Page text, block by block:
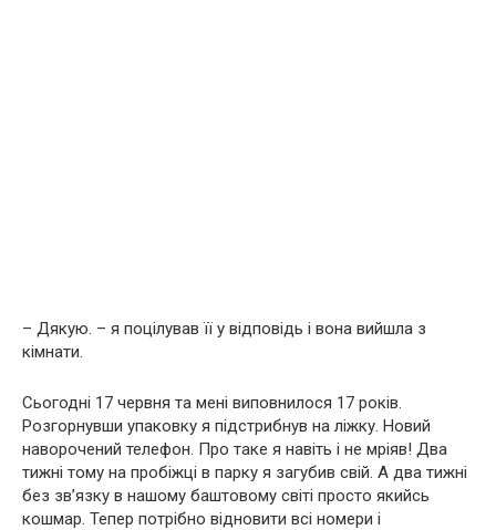
– Дякую. – я поцілував її у відповідь і вона вийшла з
кімнати.
Сьогодні 17 червня та мені виповнилося 17 років.
Розгорнувши упаковку я підстрибнув на ліжку. Новий
наворочений телефон. Про таке я навіть і не мріяв! Два
тижні тому на пробіжці в парку я загубив свій. А два тижні
без зв’язку в нашому баштовому світі просто якийсь
кошмар. Тепер потрібно відновити всі номери і